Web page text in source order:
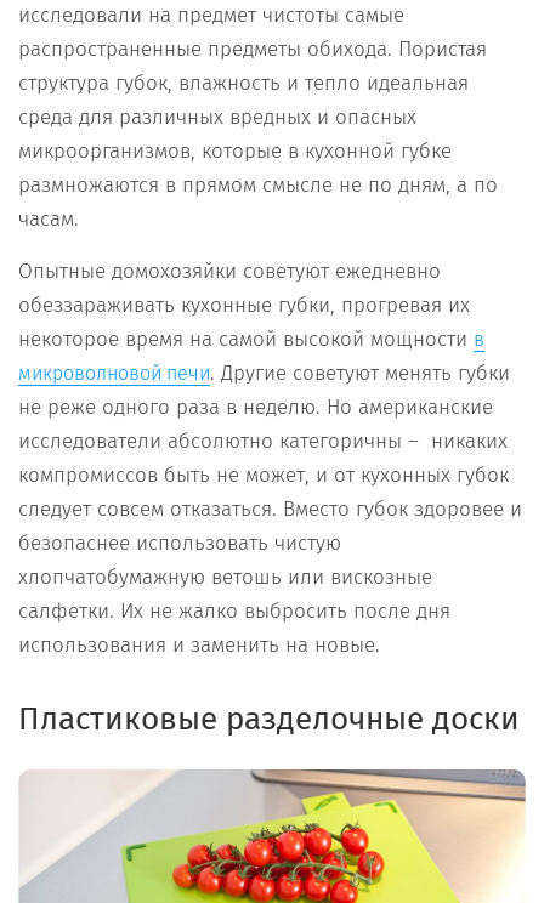
исследовали на предмет чистоты самые
распространенные предметы обихода. Пористая
структура губок, влажность и тепло идеальная
среда для различных вредных и опасных
микроорганизмов, которые в кухонной губке
размножаются в прямом смысле не по дням, а по
часам.
Опытные домохозяйки советуют ежедневно
обеззараживать кухонные губки, прогревая их
некоторое время на самой высокой мощности в
микроволновой печи. Другие советуют менять губки
не реже одного раза в неделю. Но американские
исследователи абсолютно категоричны – никаких
компромиссов быть не может, и от кухонных губок
следует совсем отказаться. Вместо губок здоровее и
безопаснее использовать чистую
хлопчатобумажную ветошь или вискозные
салфетки. Их не жалко выбросить после дня
использования и заменить на новые.
Пластиковые разделочные доски